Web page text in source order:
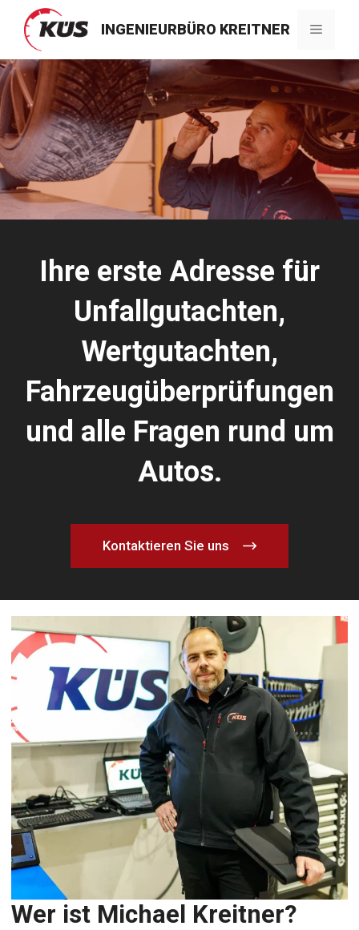
Inhalt
springen
INGENIEURBÜRO KREITNER Menü
Ihre erste Adresse für
Unfallgutachten,
Wertgutachten,
Fahrzeugüberprüfungen
und alle Fragen rund um
Autos.
Kontaktieren Sie uns
Wer ist Michael Kreitner?